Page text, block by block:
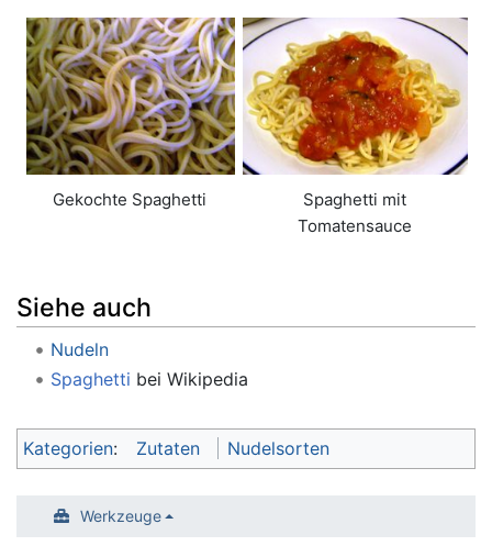
Gekochte Spaghetti
Spaghetti mit
Tomatensauce
Siehe auch
Nudeln
Spaghetti bei Wikipedia
Kategorien: Zutaten Nudelsorten
Werkzeuge